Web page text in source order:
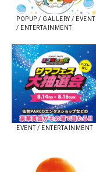
POPUP / GALLERY / EVENT
/ ENTERTAINMENT
EVENT / ENTERTAINMENT